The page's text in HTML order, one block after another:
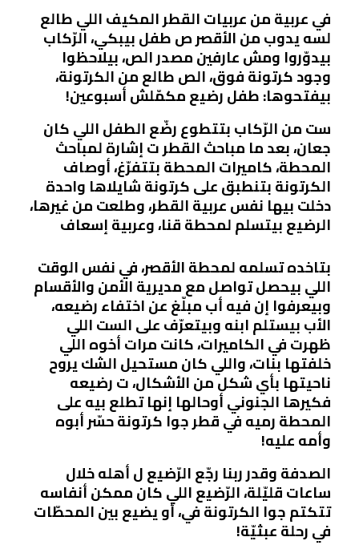
في عربية من عربيات القطر المكيف اللي طالع
لسه يدوب من الأقصر ص طفل بيبكي، الرّكاب
بيدوّروا ومش عارفين مصدر الص، بيلاحظوا
وجود كرتونة فوق، الص طالع من الكرتونة،
بيفتحوها: طفل رضيع مكمّلش أسبوعين!
ست من الرّكاب بتتطوع رضّع الطفل اللي كان
جعان، بعد ما مباحث القطر ت إشارة لمباحث
المحطة، كاميرات المحطة بتتفرّغ، أوصاف
الكرتونة بتنطبق على كرتونة شايلاها واحدة
دخلت بيها نفس عربية القطر، وطلعت من غيرها،
الرضيع بيتسلم لمحطة قنا، وعربية إسعاف
بتاخده تسلمه لمحطة الأقصر، في نفس الوقت
اللي بيحصل تواصل مع مديرية الأمن والأقسام
وبيعرفوا إن فيه أب مبلّغ عن اختفاء رضيعه،
الأب بيستلم ابنه وبيتعرّف على الست اللي
ظهرت في الكاميرات، كانت مرات أخوه اللي
خلفتها بنات، واللي كان مستحيل الشك يروح
ناحيتها بأي شكل من الأشكال، ت رضيعه
فكيرها الجنوني أوحالها إنها تطلع بيه على
المحطة رميه في قطر جوا كرتونة حسّر أبوه
وأمه عليه!
الصدفة وقدر ربنا رجّع الرّضيع ل أهله خلال
ساعات قليّلة، الرّضيع اللي كان ممكن أنفاسه
تتكتم جوا الكرتونة في، أو يضيع بين المحطّات
في رحلة عبثيّة!